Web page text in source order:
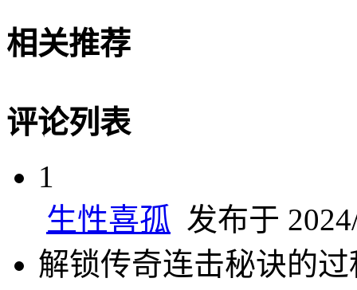
相关推荐
评论列表
1
生性喜孤 发布于
解锁传奇连击秘诀的